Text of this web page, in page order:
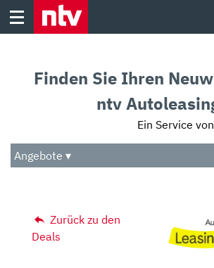
Skip
Audio
Das Beste
Finden Sie Ihren
ntv
Ein Service von
Angebote ▾
Zurück zu den
Deals